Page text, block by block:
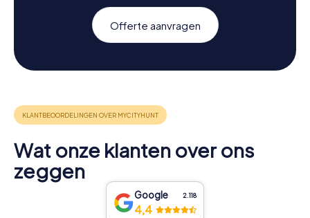
Offerte aanvragen
Wat onze klanten over ons
zeggen
Google 2.118
4,4